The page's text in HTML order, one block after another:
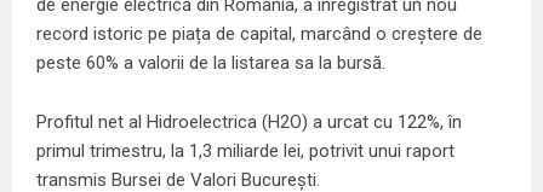
de energie electrică din România, a înregistrat un nou
record istoric pe piața de capital, marcând o creștere de
peste 60% a valorii de la listarea sa la bursă.
Profitul net al Hidroelectrica (H2O) a urcat cu 122%, în
primul trimestru, la 1,3 miliarde lei, potrivit unui raport
transmis Bursei de Valori București.